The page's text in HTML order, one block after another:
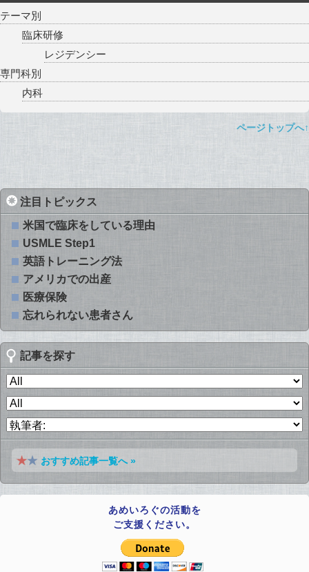
テーマ別
臨床研修
レジデンシー
専門科別
内科
ページトップへ↑
注目トピックス
米国で臨床をしている理由
USMLE Step1
英語トレーニング法
アメリカでの出産
医療保険
忘れられない患者さん
記事を探す
おすすめ記事一覧へ »
あめいろぐの活動を
ご支援ください。